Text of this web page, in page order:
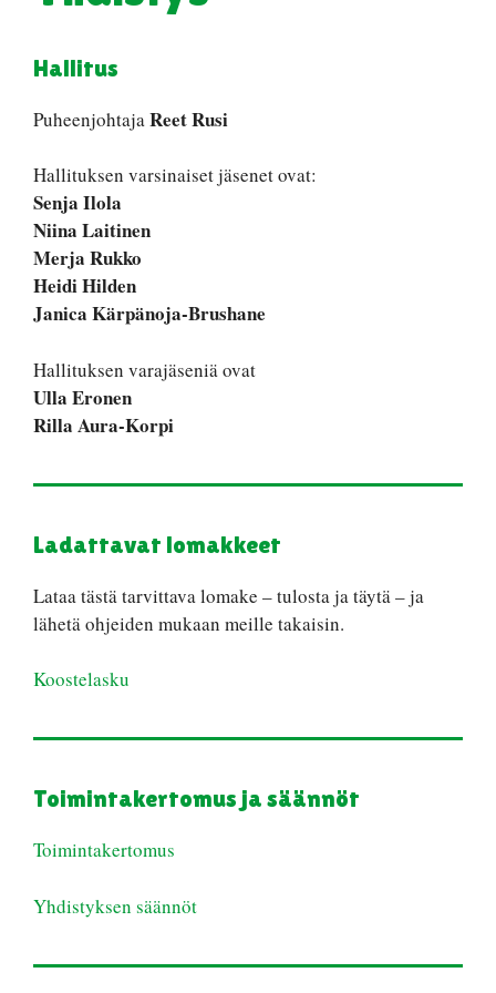
Hallitus
PuheenjohtajaReet Rusi
Hallituksen varsinaiset jäsenet ovat:
Senja Ilola
Niina Laitinen
Merja Rukko
Heidi Hilden
Janica Kärpänoja-Brushane
Hallituksen varajäseniä ovat
Ulla Eronen
Rilla Aura-Korpi
Ladattavat lomakkeet
Lataa tästä tarvittava lomake – tulosta ja täytä – ja
lähetä ohjeiden mukaan meille takaisin.
Koostelasku
Toimintakertomus ja säännöt
Toimintakertomus
Yhdistyksen säännöt